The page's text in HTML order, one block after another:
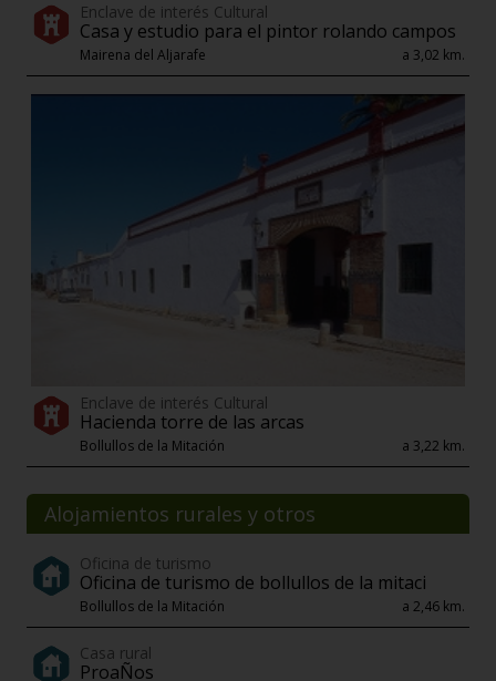
Enclave de interés Cultural
Casa y estudio para el pintor rolando campos
Mairena del Aljarafe a 3,02 km.
Enclave de interés Cultural
Hacienda torre de las arcas
Bollullos de la Mitación a 3,22 km.
Alojamientos rurales y otros
Oficina de turismo
Oficina de turismo de bollullos de la mitaci
Bollullos de la Mitación a 2,46 km.
Casa rural
ProaÑos